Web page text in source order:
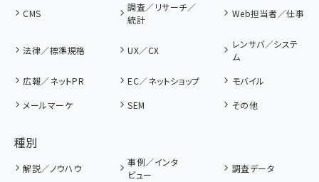
CMS
調査／リサーチ／
統計
Web担当者／仕事
法律／標準規格 UX／CX
レンサバ／システ
ム
広報／ネットPR
EC／ネットショップ
モバイル
メールマーケ
SEM その他
種別
解説／ノウハウ
事例／インタ
ビュー
調査データ